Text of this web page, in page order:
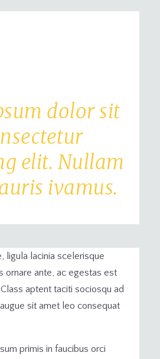
dolor sit
elit. Nullam
ivamus.
ligula lacinia scelerisque
ornare ante, ac egestas est
aptent taciti sociosqu ad
sit amet leo consequat
primis in faucibus orci